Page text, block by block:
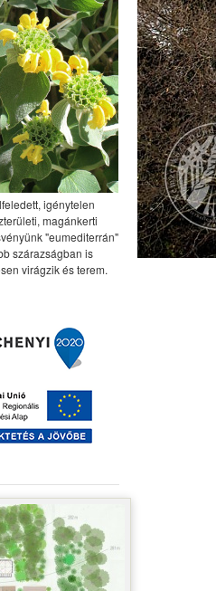
igénytelen
magánkerti
"eumediterrán"
szárazságban is
virágzik és terem.